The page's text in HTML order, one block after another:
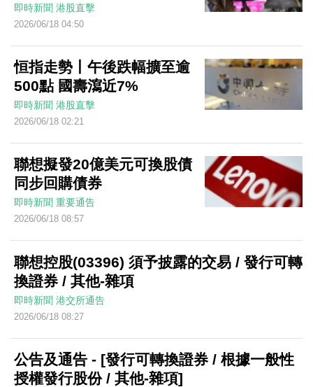
即時新聞 港股直擊
2026/06/18 04:50
恒指走勢丨午後跌幅擴至逾
500點 國壽瀉近7%
即時新聞 港股直擊
2026/06/18 02:21
聯想擬發20億美元可換股債
同步回購債券
即時新聞 重要通告
2026/06/18 08:57
聯想控股(03396) 須予披露的交易 / 發行可轉
換證券 / 其他-雜項
即時新聞 港交所通告
2026/06/18 08:27
公告及通告 - [發行可轉換證券 / 根據一般性
授權發行股份 / 其他-雜項]